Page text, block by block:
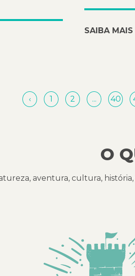
SAIBA MAIS
‹ 1 2 ... 40
O
aventura, cultura,